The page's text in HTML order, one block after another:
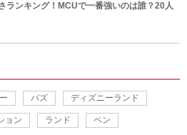
ランキング！MCUで一番強いのは誰？20人
バズ ディズニーランド
ョン ランド ペン